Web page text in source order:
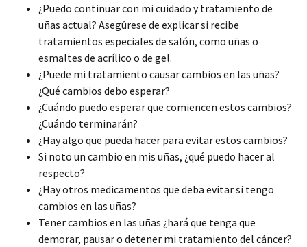
¿Puedo continuar con mi cuidado y tratamiento de
uñas actual? Asegúrese de explicar si recibe
tratamientos especiales de salón, como uñas o
esmaltes de acrílico o de gel.
¿Puede mi tratamiento causar cambios en las uñas?
¿Qué cambios debo esperar?
¿Cuándo puedo esperar que comiencen estos cambios?
¿Cuándo terminarán?
¿Hay algo que pueda hacer para evitar estos cambios?
Si noto un cambio en mis uñas, ¿qué puedo hacer al
respecto?
¿Hay otros medicamentos que deba evitar si tengo
cambios en las uñas?
Tener cambios en las uñas ¿hará que tenga que
demorar, pausar o detener mi tratamiento del cáncer?